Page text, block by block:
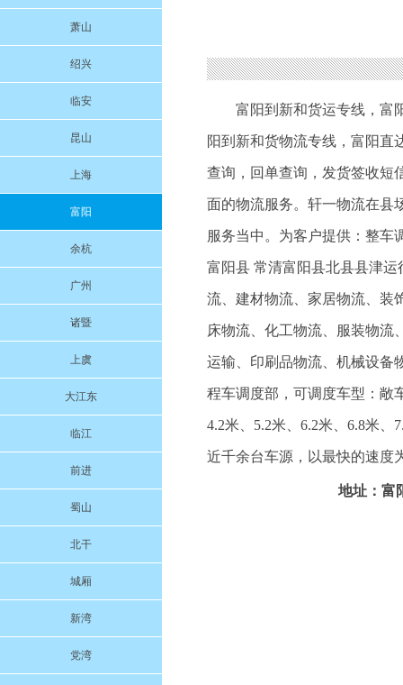
萧山
绍兴
临安
昆山
上海
富阳
余杭
广州
诸暨
上虞
大江东
临江
前进
蜀山
北干
城厢
新湾
党湾
富阳到新和货运专线 ， 富
阳到新和货物流专线 ，富阳
查询，回单查询，发货签收短
面的物流服务。轩一物流在县
服务当中。为客户提供：整车
富阳县 常清富阳县北县县津
流、建材物流、家居物流、装
床物流、化工物流、服装物流
运输、印刷品物流、机械设备
程车调度部，可调度车型：敞
4.2米、5.2米、6.2米、6.8米、
近千余台车源，以最快的速度
地址：富